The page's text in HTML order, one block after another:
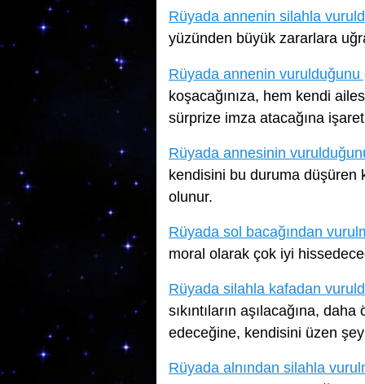
Rüyada annenin silahla
yüzünden büyük zararlara
Rüyada annenin vurulduğunu
koşacağınıza, hem kendi
sürprize imza atacağına
Rüyada annesinin
kendisini bu duruma düşüren
olunur.
Rüyada sol bacağından
moral olarak çok iyi
Rüyada silahla kafadan
sıkıntıların aşılacağına,
edeceğine, kendisini üzen
Rüyada alnından silahla